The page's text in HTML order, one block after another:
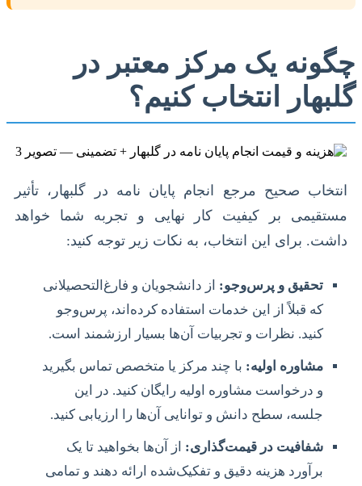
چگونه یک مرکز معتبر در
گلبهار انتخاب کنیم؟
انتخاب صحیح مرجع انجام پایان نامه در گلبهار، تأثیر
مستقیمی بر کیفیت کار نهایی و تجربه شما خواهد
داشت. برای این انتخاب، به نکات زیر توجه کنید:
تحقیق و پرس‌وجو: از دانشجویان و فارغ‌التحصیلانی
که قبلاً از این خدمات استفاده کرده‌اند، پرس‌وجو
کنید. نظرات و تجربیات آن‌ها بسیار ارزشمند است.
مشاوره اولیه: با چند مرکز یا متخصص تماس بگیرید
و درخواست مشاوره اولیه رایگان کنید. در این
جلسه، سطح دانش و توانایی آن‌ها را ارزیابی کنید.
شفافیت در قیمت‌گذاری: از آن‌ها بخواهید تا یک
برآورد هزینه دقیق و تفکیک‌شده ارائه دهند و تمامی